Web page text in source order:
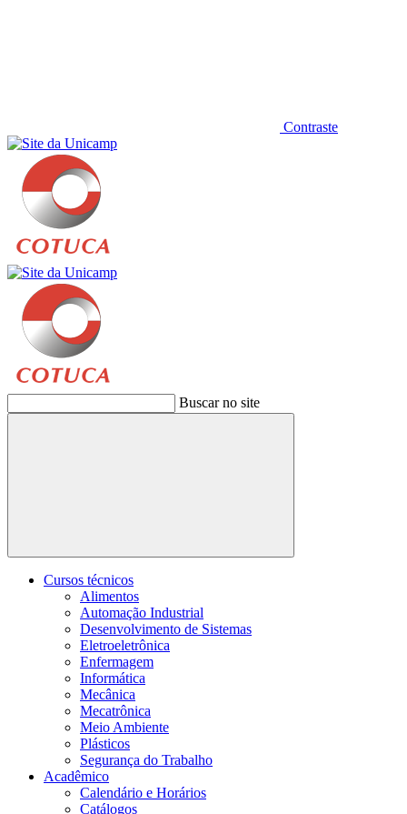
Contraste
Buscar no site
Buscar
Cursos técnicos
Alimentos
Automação Industrial
Desenvolvimento de Sistemas
Eletroeletrônica
Enfermagem
Informática
Mecânica
Mecatrônica
Meio Ambiente
Plásticos
Segurança do Trabalho
Acadêmico
Calendário e Horários
Catálogos